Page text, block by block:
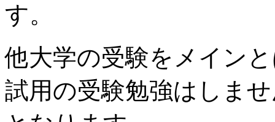
す。
他大学の受験をメイン
試用の受験勉強はしま